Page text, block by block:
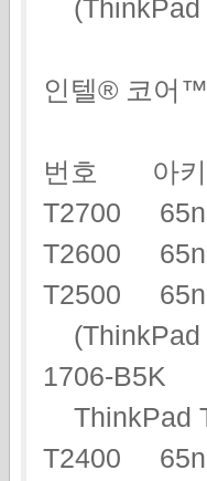
(ThinkPad
인텔® 코어
번호 아
T2700
T2600
T2500
(ThinkPad
1706-B5K
ThinkPad
T2400